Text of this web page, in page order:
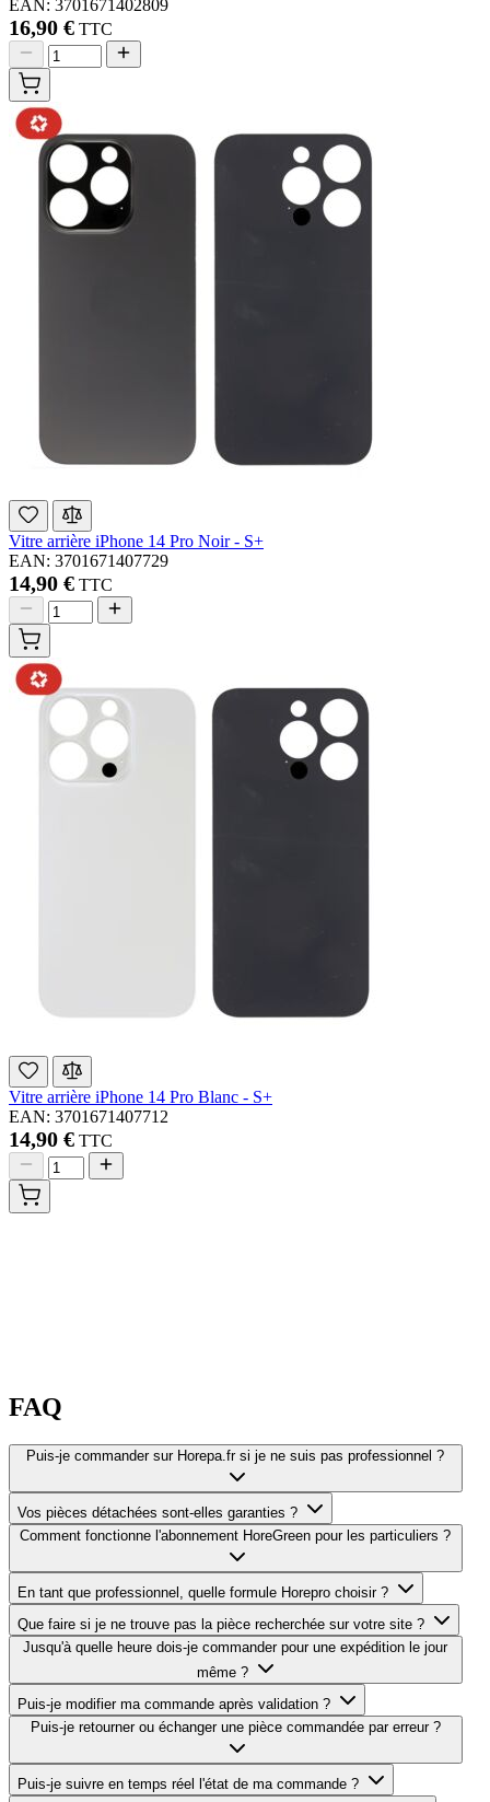
EAN: 3701671402809
16,90 € TTC
Vitre arrière iPhone 14 Pro Noir - S+
EAN: 3701671407729
14,90 € TTC
Vitre arrière iPhone 14 Pro Blanc - S+
EAN: 3701671407712
14,90 € TTC
FAQ
Puis-je commander sur Horepa.fr si je ne suis pas professionnel ?
Vos pièces détachées sont-elles garanties ?
Comment fonctionne l'abonnement HoreGreen pour les particuliers ?
En tant que professionnel, quelle formule Horepro choisir ?
Que faire si je ne trouve pas la pièce recherchée sur votre site ?
Jusqu'à quelle heure dois-je commander pour une expédition le jour
même ?
Puis-je modifier ma commande après validation ?
Puis-je retourner ou échanger une pièce commandée par erreur ?
Puis-je suivre en temps réel l'état de ma commande ?